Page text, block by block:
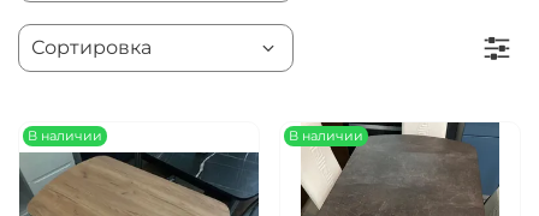
В наличии В наличии
Добавляйте товары
в корзину
Оплачивайте сегодня только25% картой
любого банка